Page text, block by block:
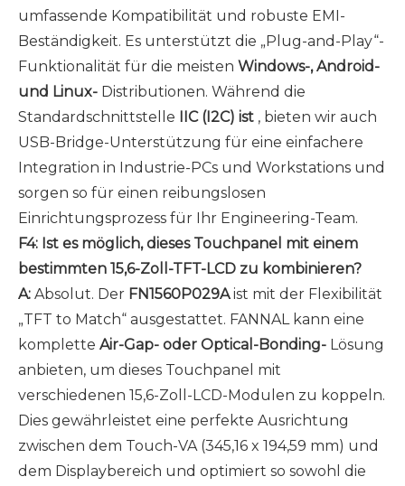
umfassende Kompatibilität und robuste EMI-
Beständigkeit. Es unterstützt die „Plug-and-Play“-
Funktionalität für die meisten Windows-, Android-
und Linux- Distributionen. Während die
Standardschnittstelle IIC (I2C) ist , bieten wir auch
USB-Bridge-Unterstützung für eine einfachere
Integration in Industrie-PCs und Workstations und
sorgen so für einen reibungslosen
Einrichtungsprozess für Ihr Engineering-Team.
F4: Ist es möglich, dieses Touchpanel mit einem
bestimmten 15,6-Zoll-TFT-LCD zu kombinieren?
A: Absolut. Der FN1560P029Aist mit der Flexibilität
„TFT to Match“ ausgestattet. FANNAL kann eine
komplette Air-Gap- oder Optical-Bonding- Lösung
anbieten, um dieses Touchpanel mit
verschiedenen 15,6-Zoll-LCD-Modulen zu koppeln.
Dies gewährleistet eine perfekte Ausrichtung
zwischen dem Touch-VA (345,16 x 194,59 mm) und
dem Displaybereich und optimiert so sowohl die